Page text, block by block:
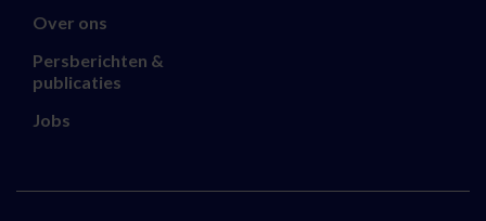
Over ons
Persberichten &
publicaties
Jobs